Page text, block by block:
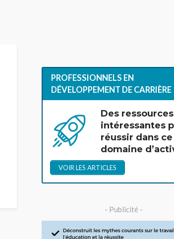
PROFESSIONNELS EN
DÉVELOPPEMENT DE CARRIÈRE
Des ressources
intéressantes
réussir dans ce
domaine
VOIR LES ARTICLES
- Publicité -